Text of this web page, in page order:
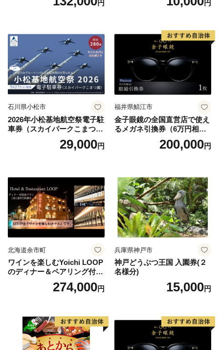
円
円分）【トラベル 観光 旅行円
石川県小松市
2026年小松基地航空祭電子駐
車券（スカイパークこまつ
翼） 駐車場 シャトルバスの
りばすぐ 石川県 小松市
29,000円
福井県鯖江市
金子眼鏡の全国直営店で使え
るメガネ引換券（6万円相
当） Platinum200,000円
北海道余市町
ワインを楽しむYoichi LOOP
のディナー＆ペアリング付宿
泊プラン＜デラックスツイン
274,000円
兵庫県神戸市
神戸どうぶつ王国 入園券(２
名様分)
15,000円